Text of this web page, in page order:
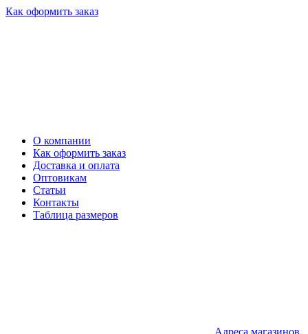
Как оформить заказ
О компании
Как оформить заказ
Доставка и оплата
Оптовикам
Статьи
Контакты
Таблица размеров
Адреса магазинов